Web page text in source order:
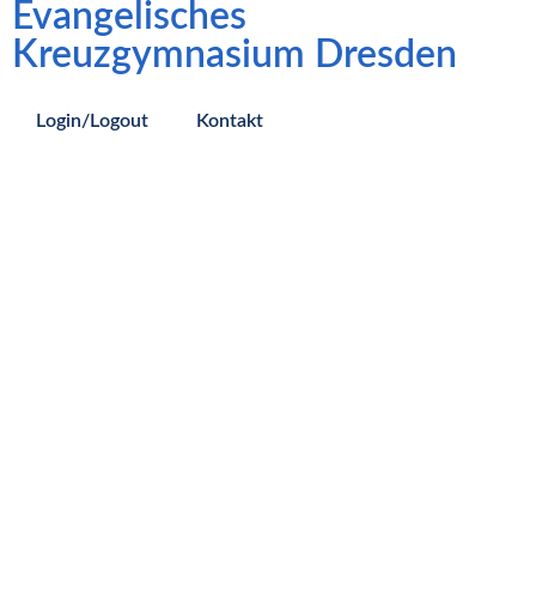
Evangelisches
Kreuzgymnasium Dresden
Login/Logout Kontakt